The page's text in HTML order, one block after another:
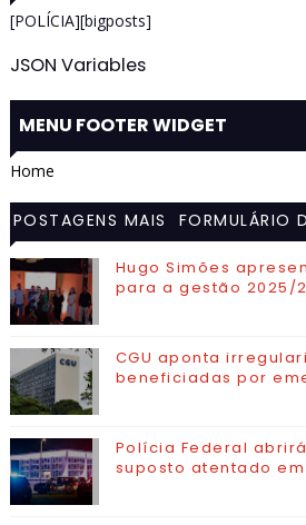
[POLÍCIA][bigposts]
JSON Variables
MENU FOOTER WIDGET
Home
POSTAGENS MAIS
VISITADAS
FORMULÁRIO
Hugo Simões
para a gestão 2025/
CGU aponta
beneficiadas por
Polícia Federal
suposto atentado